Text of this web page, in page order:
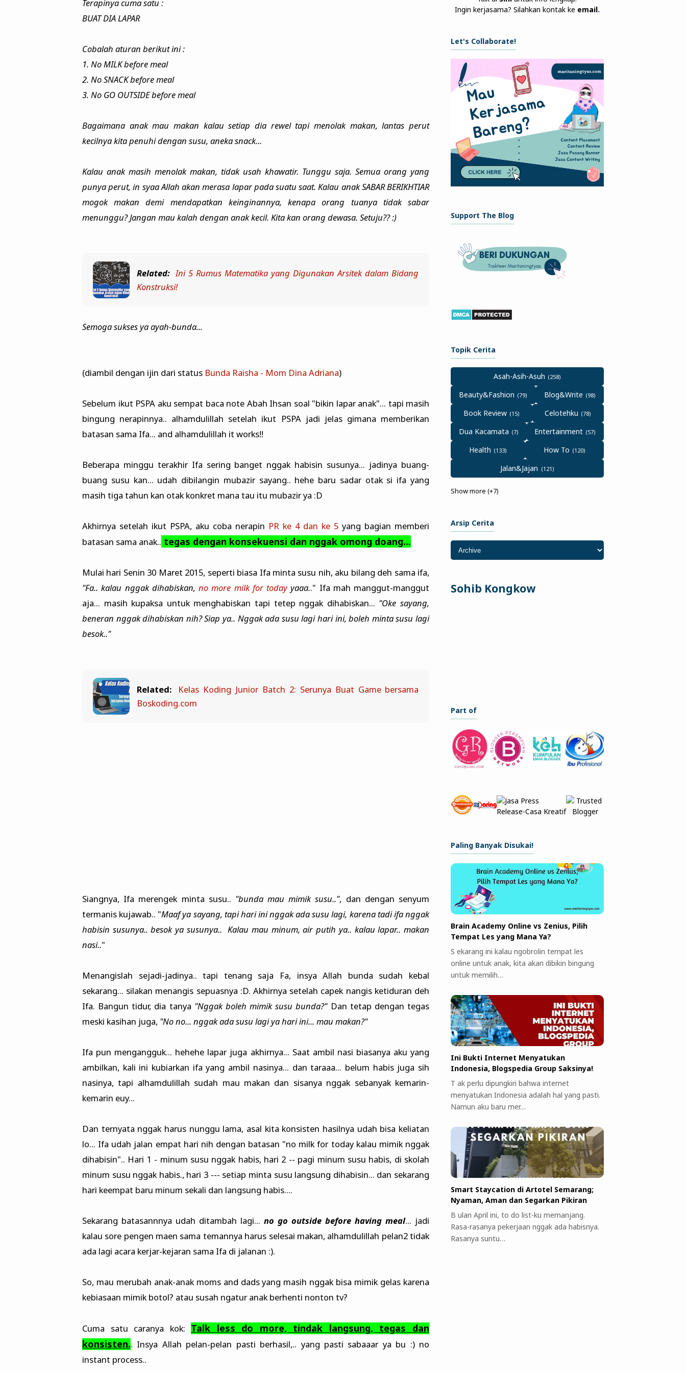
Terapinya cuma satu :
BUAT DIA LAPAR
Cobalah aturan berikut ini :
1. No MILK before meal
2. No SNACK before meal
3. No GO OUTSIDE before meal
Bagaimana anak mau makan kalau setiap dia rewel tapi menolak makan, lantas perut
kecilnya kita penuhi dengan susu, aneka snack...
Kalau anak masih menolak makan, tidak usah khawatir. Tunggu saja. Semua orang yang
punya perut, in syaa Allah akan merasa lapar pada suatu saat. Kalau anak SABAR BERIKHTIAR
mogok makan demi mendapatkan keinginannya, kenapa orang tuanya tidak sabar
menunggu? Jangan mau kalah dengan anak kecil. Kita kan orang dewasa. Setuju?? :)
Related: Ini 5 Rumus Matematika yang Digunakan Arsitek dalam Bidang
Konstruksi!
Semoga sukses ya ayah-bunda...
(diambil dengan ijin dari status Bunda Raisha - Mom Dina Adriana)
Sebelum ikut PSPA aku sempat baca note Abah Ihsan soal "bikin lapar anak"... tapi masih
bingung nerapinnya.. alhamdulillah setelah ikut PSPA jadi jelas gimana memberikan
batasan sama Ifa... and alhamdulillah it works!!
Beberapa minggu terakhir Ifa sering banget nggak habisin susunya... jadinya buang-
buang susu kan... udah dibilangin mubazir sayang.. hehe baru sadar otak si ifa yang
masih tiga tahun kan otak konkret mana tau itu mubazir ya :D
Akhirnya setelah ikut PSPA, aku coba nerapin PR ke 4 dan ke 5 yang bagian memberi
batasan sama anak.. tegas dengan konsekuensi dan nggak omong doang...
Mulai hari Senin 30 Maret 2015, seperti biasa Ifa minta susu nih, aku bilang deh sama ifa,
"Fa.. kalau nggak dihabiskan, no more milk for todayyaaa.." Ifa mah manggut-manggut
aja... masih kupaksa untuk menghabiskan tapi tetep nggak dihabiskan... "Oke sayang,
beneran nggak dihabiskan nih? Siap ya.. Nggak ada susu lagi hari ini, boleh minta susu lagi
besok.."
Related:
Kelas Koding Junior Batch 2: Serunya Buat Game bersama
Boskoding.com
Siangnya, Ifa merengek minta susu.. "bunda mau mimik susu..", dan dengan senyum
termanis kujawab.. "Maaf ya sayang, tapi hari ini nggak ada susu lagi, karena tadi ifa nggak
habisin susunya.. besok ya susunya.. Kalau mau minum, air putih ya.. kalau lapar.. makan
nasi.."
Menangislah sejadi-jadinya.. tapi tenang saja Fa, insya Allah bunda sudah kebal
sekarang... silakan menangis sepuasnya :D. Akhirnya setelah capek nangis ketiduran deh
Ifa. Bangun tidur, dia tanya "Nggak boleh mimik susu bunda?"Dan tetap dengan tegas
meski kasihan juga, "No no... nggak ada susu lagi ya hari ini... mau makan?"
Ifa pun mengangguk... hehehe lapar juga akhirnya... Saat ambil nasi biasanya aku yang
ambilkan, kali ini kubiarkan ifa yang ambil nasinya... dan taraaa... belum habis juga sih
nasinya, tapi alhamdulillah sudah mau makan dan sisanya nggak sebanyak kemarin-
kemarin euy...
Dan ternyata nggak harus nunggu lama, asal kita konsisten hasilnya udah bisa keliatan
lo... Ifa udah jalan empat hari nih dengan batasan "no milk for today kalau mimik nggak
dihabisin".. Hari 1 - minum susu nggak habis, hari 2 -- pagi minum susu habis, di skolah
minum susu nggak habis., hari 3 --- setiap minta susu langsung dihabisin... dan sekarang
hari keempat baru minum sekali dan langsung habis....
Sekarang batasannnya udah ditambah lagi... no go outside before having meal... jadi
kalau sore pengen maen sama temannya harus selesai makan, alhamdulillah pelan2 tidak
ada lagi acara kerjar-kejaran sama Ifa di jalanan :).
So, mau merubah anak-anak moms and dads yang masih nggak bisa mimik gelas karena
kebiasaan mimik botol? atau susah ngatur anak berhenti nonton tv?
Cuma satu caranya kok: Talk less do more, tindak langsung, tegas dan
konsisten.. Insya Allah pelan-pelan pasti berhasil,.. yang pasti sabaaar ya bu :) no
instant process..
Ingin kerjasama? Silahkan kontak ke email.
Let's Collaborate!
Support The Blog
Topik Cerita
Asah-Asih-Asuh
Beauty&Fashion
Blog&Write
Book Review
Celotehku
Dua Kacamata
Entertainment
Health
How To
Jalan&Jajan
Show more (+7)
Arsip Cerita
Sohib Kongkow
Part of
Paling Banyak Disukai!
Brain Academy Online vs Zenius, Pilih
Tempat Les yang Mana Ya?
S ekarang ini kalau ngobrolin tempat les
online untuk anak, kita akan dibikin bingung
untuk memilih…
Ini Bukti Internet Menyatukan
Indonesia, Blogspedia Group Saksinya!
T ak perlu dipungkiri bahwa internet
menyatukan Indonesia adalah hal yang pasti.
Namun aku baru mer…
Smart Staycation di Artotel Semarang;
Nyaman, Aman dan Segarkan Pikiran
B ulan April ini, to do list-ku memanjang.
Rasa-rasanya pekerjaan nggak ada habisnya.
Rasanya suntu…